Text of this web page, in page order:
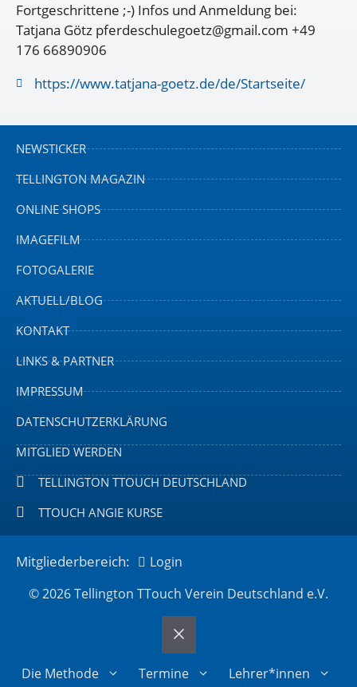
Fortgeschrittene ;-) Infos und Anmeldung bei:
Tatjana Götz pferdeschulegoetz@gmail.com +49
176 66890906
https://www.tatjana-goetz.de/de/Startseite/
NEWSTICKER
TELLINGTON MAGAZIN
ONLINE SHOPS
IMAGEFILM
FOTOGALERIE
AKTUELL/BLOG
KONTAKT
LINKS & PARTNER
IMPRESSUM
DATENSCHUTZERKLÄRUNG
MITGLIED WERDEN
TELLINGTON TTOUCH DEUTSCHLAND
TTOUCH ANGIE KURSE
© 2026 Tellington TTouch Verein Deutschland e.V.
Mitgliederbereich: Login
Die Methode Termine Lehrer*innen